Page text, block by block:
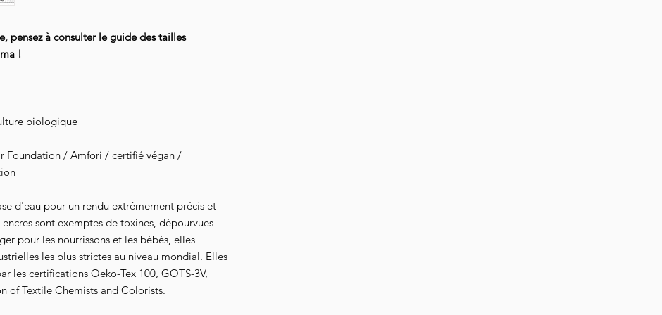
pensez à consulter le guide des tailles
!
biologique
Foundation / Amfori / certifié végan /
d'eau pour un rendu extrêmement précis et
sont exemptes de toxines, dépourvues
pour les nourrissons et les bébés, elles
les plus strictes au niveau mondial. Elles
les certifications Oeko-Tex 100, GOTS-3V,
of Textile Chemists and Colorists.